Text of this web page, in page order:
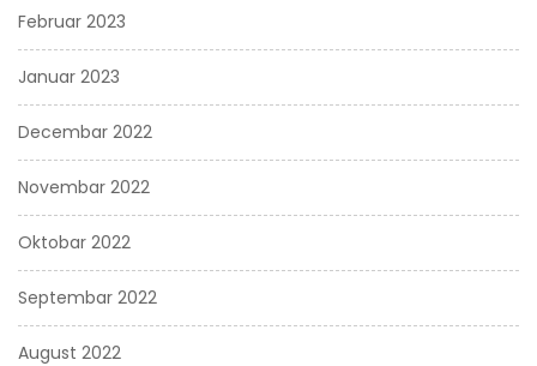
Februar 2023
Januar 2023
Decembar 2022
Novembar 2022
Oktobar 2022
Septembar 2022
August 2022